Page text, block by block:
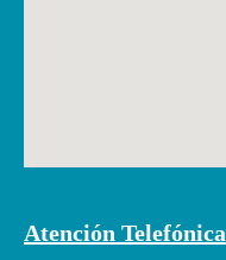
Atención Telefónica